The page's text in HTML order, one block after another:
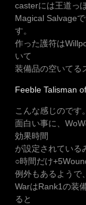
casterには王道っ
Magical Salvage
す。
作った護符は
いて
装備品の空いてる
Feeble Talisman
こんな感じのです。
面白い事に、
効果時間
が設定されている
○時間だけ
例外もあるようで
WarはRank1の装
ると